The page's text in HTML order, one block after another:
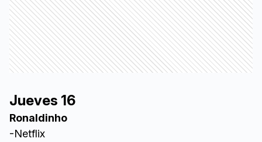
Jueves 16
Ronaldinho
-Netflix